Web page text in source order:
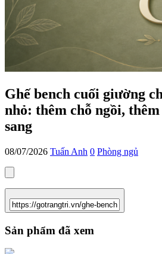
Ghế bench cuối giường
nhỏ: thêm chỗ ngồi,
sang
08/07/2026 Tuấn Anh 0 Phòng ngủ
Sản phẩm đã xem